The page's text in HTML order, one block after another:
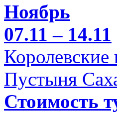
Ноябрь
07.11 – 14.11
Пустыня
Стоимость